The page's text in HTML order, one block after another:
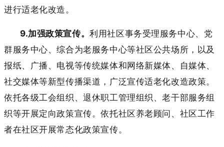
进行适老化改造。
9.加强政策宣传。利用社区事务受理服务中心、党
群服务中心、综合为老服务中心等社区公共场所，以及
报纸、广播、电视等传统媒体和网络新媒体、自媒体、
社交媒体等新型传播渠道，广泛宣传适老化改造政策。
依托各级工会组织、退休职工管理组织、老干部服务组
织等开展定向政策宣传。依托社区养老顾问、社区工作
者在社区开展常态化政策宣传。